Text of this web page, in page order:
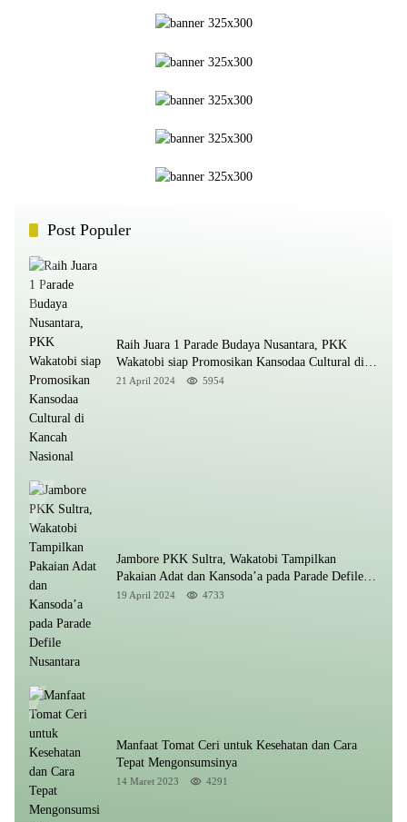
Post Populer
Raih Juara 1 Parade Budaya Nusantara, PKK
Wakatobi siap Promosikan Kansodaa Cultural di
Kancah Nasional
21 April 2024 5954
Jambore PKK Sultra, Wakatobi Tampilkan
Pakaian Adat dan Kansoda’a pada Parade Defile
Nusantara
19 April 2024 4733
Manfaat Tomat Ceri untuk Kesehatan dan Cara
Tepat Mengonsumsinya
14 Maret 2023 4291